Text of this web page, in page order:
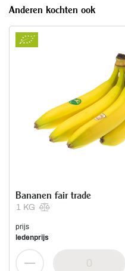
Anderen kochten ook
1 KG
Bananen fair trade
prijs
ledenprijs